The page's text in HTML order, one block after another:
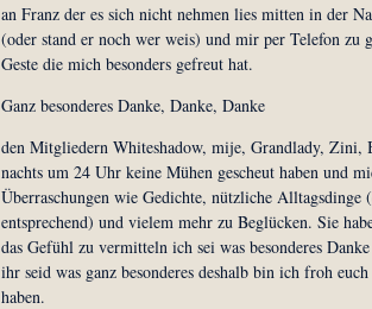
an Franz der es sich nicht nehmen lies mitten in der
(oder stand er noch wer weis) und mir per Telefon zu
Geste die mich besonders gefreut hat.
Ganz besonderes Danke, Danke, Danke
den Mitgliedern Whiteshadow, mije, Grandlady, Zini,
nachts um 24 Uhr keine Mühen gescheut haben und
Überraschungen wie Gedichte, nützliche Alltagsdinge
entsprechend) und vielem mehr zu Beglücken. Sie
das Gefühl zu vermitteln ich sei was besonderes
ihr seid was ganz besonderes deshalb bin ich froh
haben.